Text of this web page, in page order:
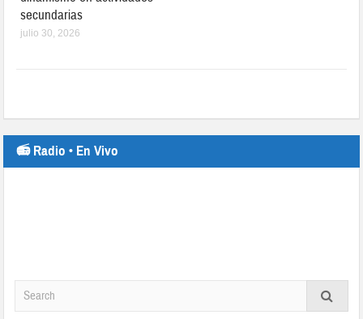
secundarias
julio 30, 2026
📻 Radio • En Vivo